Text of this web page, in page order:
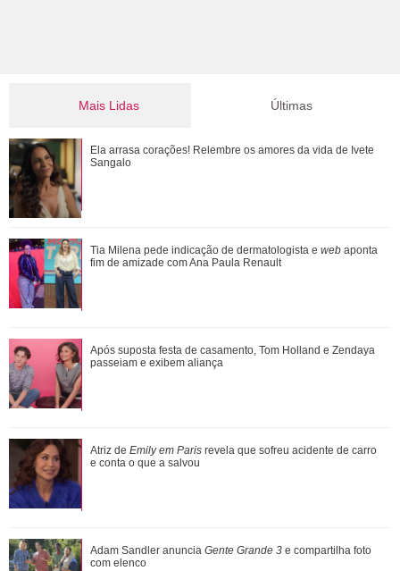
Mais Lidas
Após suposta festa de casamento, Tom Holland e Zendaya
passeiam e exibem aliança
Atriz de Emily em Paris revela que sofreu acidente de carro
e conta o que a salvou
Leonardo compra 60 porcos e brinca ao ter dificuldade com
pagamento: Vou pedir ajuda
Adam Sandler anuncia Gente Grande 3 e compartilha foto
com elenco
Últimas
Ela arrasa corações! Relembre os amores da vida de Ivete
Sangalo
Tia Milena pede indicação de dermatologista e web aponta
fim de amizade com Ana Paula Renault
Após suposta festa de casamento, Tom Holland e Zendaya
passeiam e exibem aliança
Atriz de Emily em Paris revela que sofreu acidente de carro
e conta o que a salvou
Adam Sandler anuncia Gente Grande 3 e compartilha foto
com elenco